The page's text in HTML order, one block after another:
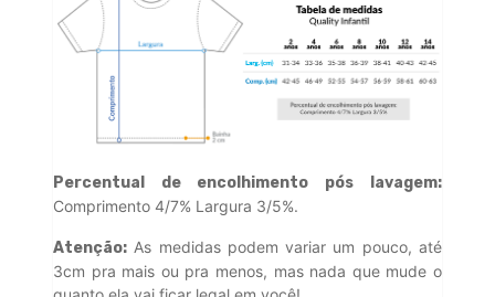
Percentual de encolhimento pós lavagem:
Comprimento 4/7% Largura 3/5%.
Atenção: As medidas podem variar um pouco, até
3cm pra mais ou pra menos, mas nada que mude o